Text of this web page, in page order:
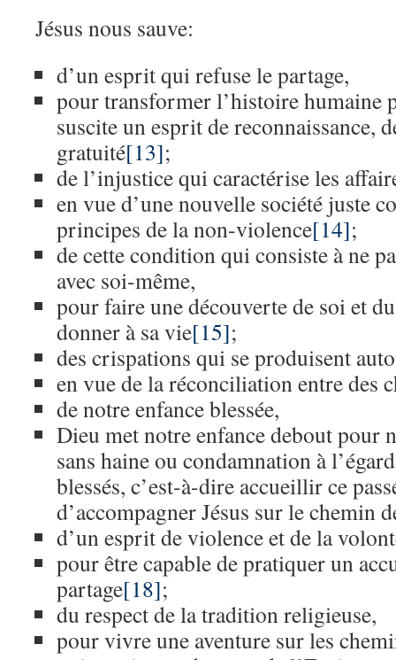
Jésus nous sauve:
d’un esprit qui refuse le partage,
pour transformer l’histoire humaine
suscite un esprit de reconnaissance,
gratuité[13];
de l’injustice qui caractérise les
en vue d’une nouvelle société juste
principes de la non-violence[14];
de cette condition qui consiste à ne
avec soi-même,
pour faire une découverte de soi et
donner à sa vie[15];
des crispations qui se produisent
en vue de la réconciliation entre des
de notre enfance blessée,
Dieu met notre enfance debout pour
sans haine ou condamnation à
blessés, c’est-à-dire accueillir ce
d’accompagner Jésus sur le chemin
d’un esprit de violence et de la
pour être capable de pratiquer un
partage[18];
du respect de la tradition religieuse,
pour vivre une aventure sur les